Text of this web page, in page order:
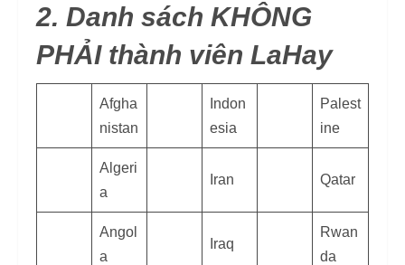
2. Danh sách KHÔNG
PHẢI thành viên LaHay
Afgha
nistan
Indon
esia
Palest
ine
Algeri
a
Iran Qatar
Angol
a
Iraq
Rwan
da